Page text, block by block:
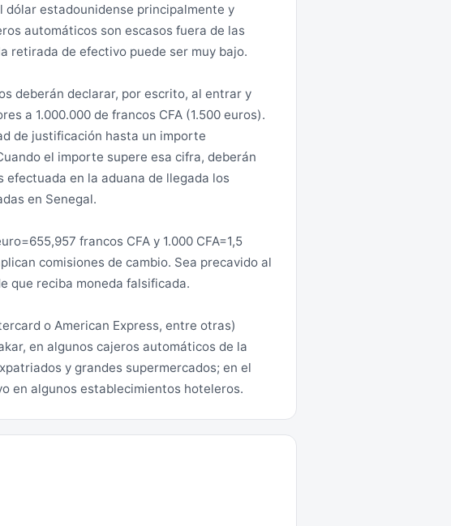
y Kolda) cuya situación de seguridad ha
incrementar las medidas de
control militar, con restricciones nocturnas
un serio repunte de los actos de
de delincuencia común y deben extremarse
que deberán siempre efectuarse, a ser
principales. Evitar viajar de noche.
en el puesto local de la Gendarmería)
desde Bignona (N5) en dirección a Gambia;
dirección a Guinea Bissau, y hacia Cap
no abandonar nunca las vías
se aconseja optar por el traslado en
del puente de Farafeni.
dólar estadounidense principalmente y
automáticos son escasos fuera de las
retirada de efectivo puede ser muy bajo.
deberán declarar, por escrito, al entrar y
a 1.000.000 de francos CFA (1.500 euros).
de justificación hasta un importe
el importe supere esa cifra, deberán
en la aduana de llegada los
en Senegal.
francos CFA y 1.000 CFA=1,5
comisiones de cambio. Sea precavido al
que reciba moneda falsificada.
o American Express, entre otras)
en algunos cajeros automáticos de la
y grandes supermercados; en el
en algunos establecimientos hoteleros.